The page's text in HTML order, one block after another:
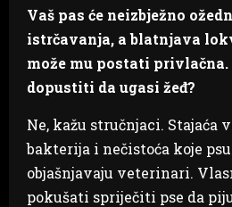
Vaš pas će neizbježno
istrčavanja, a blatnjava
može mu postati privlačna.
dopustiti da ugasi žeđ?
Ne, kažu stručnjaci. Stajaća
bakterija i nečistoća koje
objašnjavaju veterinari.
pokušati spriječiti pse da